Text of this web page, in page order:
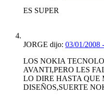
ES SUPER
JORGE dijo: 03/01/2008
LOS NOKIA
AVANTI,PERO LES
LO DIRE HASTA QUE
DISEÑOS,SUERTE